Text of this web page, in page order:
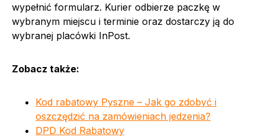
wypełnić formularz. Kurier odbierze paczkę w
wybranym miejscu i terminie oraz dostarczy ją do
wybranej placówki InPost.
Zobacz także:
Kod rabatowy Pyszne – Jak go zdobyć i
oszczędzić na zamówieniach jedzenia?
DPD Kod Rabatowy